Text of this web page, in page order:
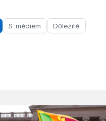
S médiem Důležité